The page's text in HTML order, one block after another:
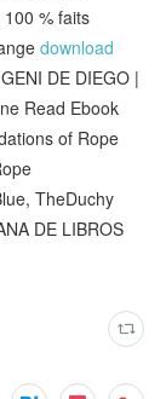
% faits
download
DE DIEGO |
Read Ebook
of Rope
TheDuchy
DE LIBROS